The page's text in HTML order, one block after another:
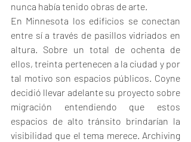
nunca había tenido obras de arte.
En Minnesota los edificios se conectan
entre sí a través de pasillos vidriados en
altura. Sobre un total de ochenta de
ellos, treinta pertenecen a la ciudad y por
tal motivo son espacios públicos. Coyne
decidió llevar adelante su proyecto sobre
migración entendiendo que estos
espacios de alto tránsito brindarían la
visibilidad que el tema merece. Archiving